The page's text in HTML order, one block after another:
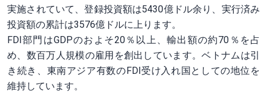
実施されていて、登録投資額は5430億ドル余り、実行済み
投資額の累計は3576億ドルに上ります。
FDI部門はGDPのおよそ20％以上、輸出額の約70％を占
め、数百万人規模の雇用を創出しています。ベトナムは引
き続き、東南アジア有数のFDI受け入れ国としての地位を
維持しています。